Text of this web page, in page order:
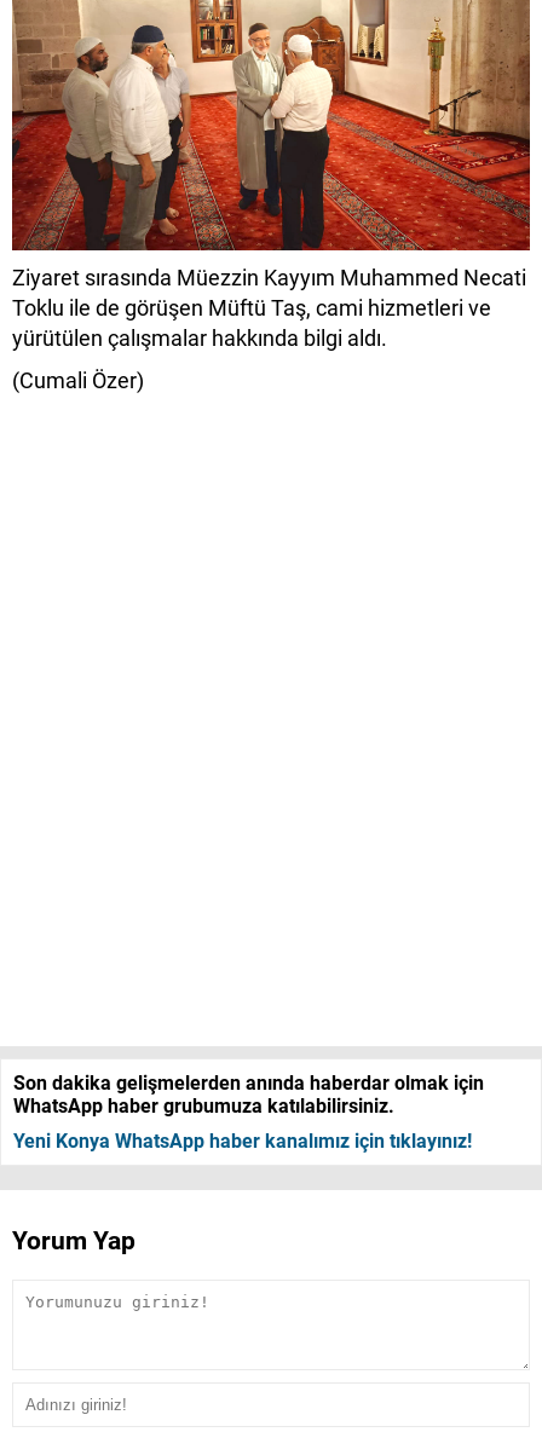
Ziyaret sırasında Müezzin Kayyım Muhammed Necati
Toklu ile de görüşen Müftü Taş, cami hizmetleri ve
yürütülen çalışmalar hakkında bilgi aldı.
(Cumali Özer)
Son dakika gelişmelerden anında haberdar olmak için
WhatsApp haber grubumuza katılabilirsiniz.
Yeni Konya WhatsApp haber kanalımız için tıklayınız!
Yorum Yap